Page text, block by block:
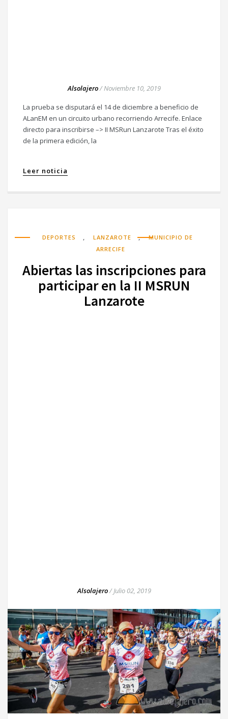
Alsolajero/Noviembre 10, 2019
La prueba se disputará el 14 de diciembre a beneficio de
ALanEM en un circuito urbano recorriendo Arrecife. Enlace
directo para inscribirse –> II MSRun Lanzarote Tras el éxito
de la primera edición, la
Leer noticia
DEPORTES , LANZAROTE ,
MUNICIPIO DE
ARRECIFE
Abiertas las inscripciones para
participar en la II MSRUN
Lanzarote
Alsolajero/Julio 02, 2019